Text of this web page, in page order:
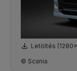
Letöltés
© Scania